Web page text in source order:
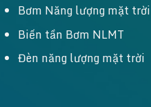
Bơm Năng lượng mặt trời
Biến tần Bơm NLMT
Đèn năng lượng mặt trời